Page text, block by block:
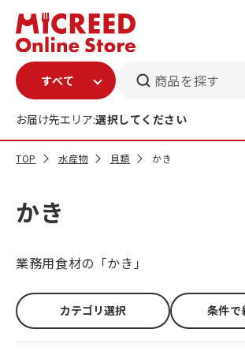
商品を探す
お届け先エリア:選択してください
TOP 水産物 貝類 かき
かき
業務用食材の「かき」
カテゴリ選択 条件で